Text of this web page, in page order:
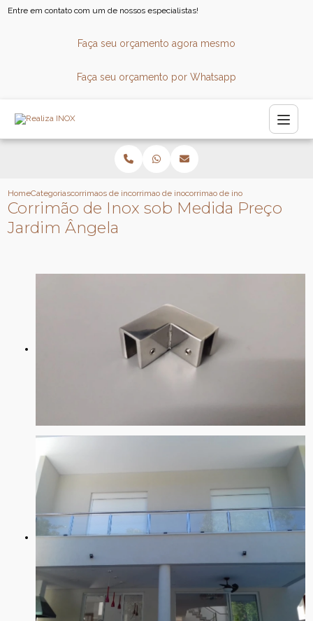
Entre em contato com um de nossos especialistas!
Faça seu orçamento agora mesmo
Faça seu orçamento por Whatsapp
HomeCategoriascorrimaos de inoxcorrimao de inox sob medidacorrimao de inox sob medida
Corrimão de Inox sob Medida Preço
Jardim Ângela